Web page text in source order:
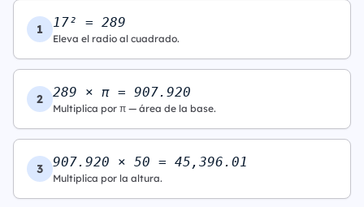
1 17² = 289
Eleva el radio al cuadrado.
2 289 × π = 907.920
Multiplica por π — área de la base.
3 907.920 × 50 = 45,396.01
Multiplica por la altura.